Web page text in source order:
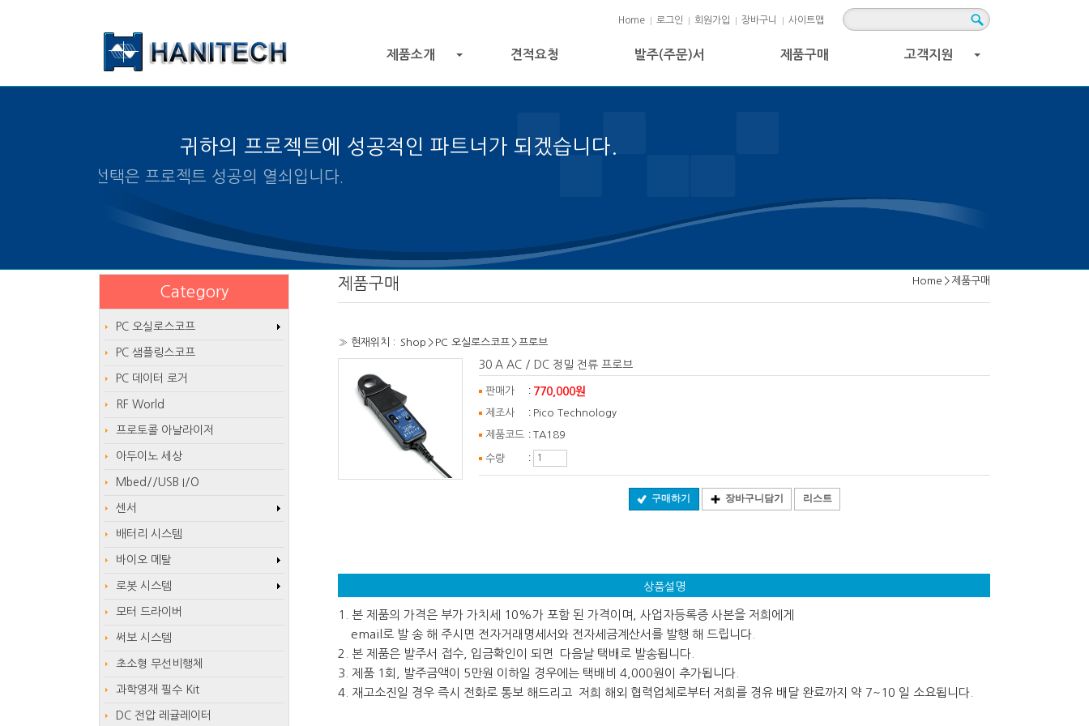
Home 로그인 회원가입 장바구니 사이트맵
제품소개 견적요청 발주(주문)서 제품구매 고객지원
귀하의 프로젝트에 성공적인 파트너가 되겠습니다.
알맞은 제품의 선택은 프로젝트 성공의 열쇠입니다.
Home > 제품구매
제품구매
» 현재위치 : Shop > PC 오실로스코프 >프로브
30 A AC / DC 정밀 전류 프로브
판매가 : 770,000원
제조사 : Pico Technology
제품코드 : TA189
수량 :
구매하기 장바구니담기 리스트
상품설명
1. 본 제품의 가격은 부가 가치세 10%가 포함 된 가격이며, 사업자등록증 사본을 저희에게
email로 발 송 해 주시면 전자거래명세서와 전자세금계산서를 발행 해 드립니다.
2. 본 제품은 발주서 접수, 입금확인이 되면 다음날 택배로 발송됩니다.
3. 제품 1회, 발주금액이 5만원 이하일 경우에는 택배비 4,000원이 추가됩니다.
4. 재고소진일 경우 즉시 전화로 통보 해드리고 저희 해외 협력업체로부터 저희를 경유 배달 완료까지 약 7~10 일 소요됩니다.
Category
PC 오실로스코프
PC 샘플링스코프
PC 데이터 로거
RF World
프로토콜 아날라이저
아두이노 세상
Mbed//USB I/O
센서
배터리 시스템
바이오 메탈
로봇 시스템
모터 드라이버
써보 시스템
초소형 무선비행체
과학영재 필수 Kit
DC 전압 레귤레이터